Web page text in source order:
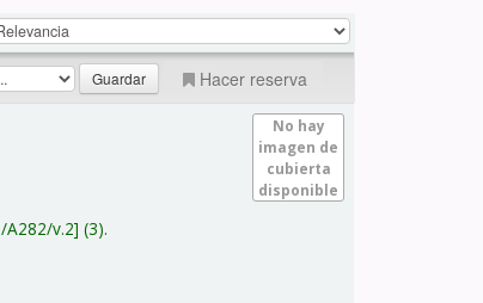
Hacer reserva
No hay
imagen de
cubierta
disponible
A282/v.2 (3).